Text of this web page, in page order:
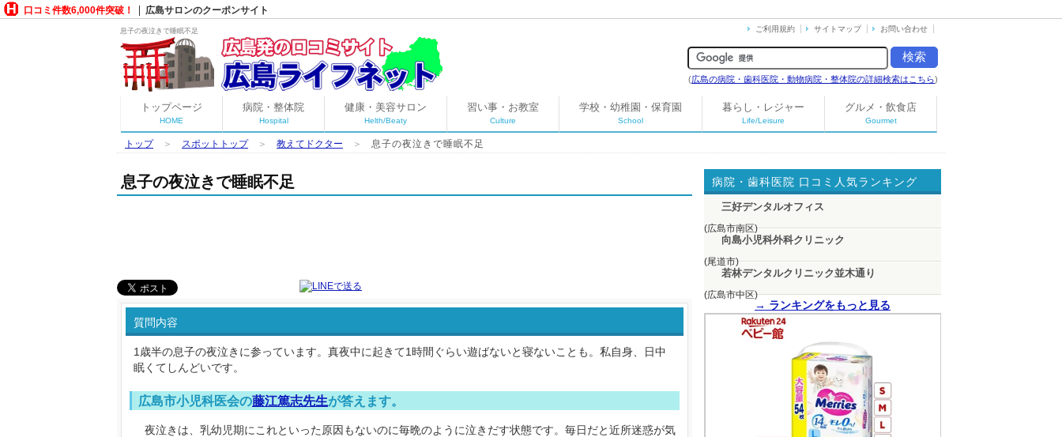
口コミ件数6,000件突破！ 広島サロンのクーポンサイト
息子の夜泣きで睡眠不足
(広島の病院・歯科医院・動物病院・整体院の詳細検索はこちら)
ご利用規約 サイトマップ お問い合わせ
トップページ
HOME
病院・整体院
Hospital
健康・美容サロン
Helth/Beaty
習い事・お教室
Culture
学校・幼稚園・保育園
School
暮らし・レジャー
Life/Leisure
グルメ・飲食店
Gourmet
トップ＞ スポットトップ＞ 教えてドクター ＞ 息子の夜泣きで睡眠不足
息子の夜泣きで睡眠不足
質問内容
1歳半の息子の夜泣きに参っています。真夜中に起きて1時間ぐらい遊ばないと寝ないことも。私自身、日中
眠くてしんどいです。
広島市小児科医会の藤江篤志先生が答えます。
夜泣きは、乳幼児期にこれといった原因もないのに毎晩のように泣きだす状態です。毎日だと近所迷惑が気
病院・歯科医院 口コミ人気ランキング
三好デンタルオフィス
(広島市南区)
向島小児科外科クリニック
(尾道市)
若林デンタルクリニック並木通り
(広島市中区)
→ ランキングをもっと見る